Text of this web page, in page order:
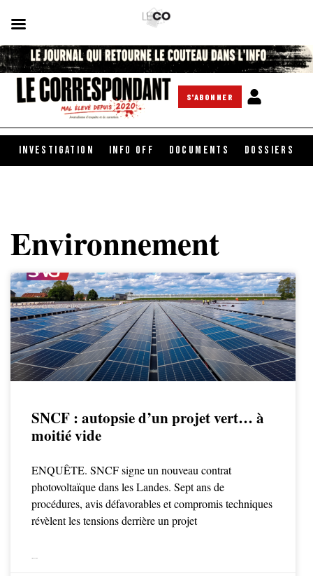
S'ABONNER
INVESTIGATION INFO OFF DOCUMENTS DOSSIERS
Environnement
SNCF : autopsie d’un projet vert… à
moitié vide
ENQUÊTE. SNCF signe un nouveau contrat
photovoltaïque dans les Landes. Sept ans de
procédures, avis défavorables et compromis techniques
révèlent les tensions derrière un projet